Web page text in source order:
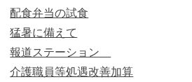
配食弁当の試食
猛暑に備えて
報道ステーション
介護職員等処遇改善加算